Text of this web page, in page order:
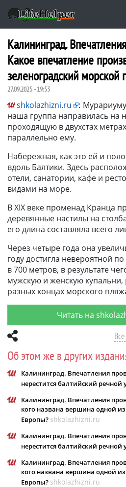
Калининград.
Какое впечатление
зеленоградский морской
27.09.2025 - 19:53
shkolazhizni.ru :
наша группа направилась на
проходящую в двухстах
параллельно ему.
Набережная, как это ей и
вдоль Балтики. Здесь
отели, санатории, кафе и
видами на море.
В XIX веке променад Кранца
деревянные настилы на
его длина составляла всего
Через четыре года она
году достигла невероятной
в 700 метров, в результате
мужскую и женскую
разных концах морского
Читать на
Об этом же в других
Калининград. Впечатления
нерестится балтийский речной
Калининград. Впечатления
кого названа вершина одной
Европы? shkolazhizni.ru
Калининград. Впечатления
нерестится балтийский речной
Калининград. Впечатления
кого названа вершина одной
Европы? shkolazhizni.ru